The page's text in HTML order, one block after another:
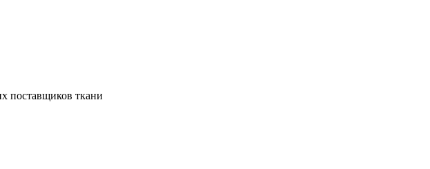
поставщиков ткани